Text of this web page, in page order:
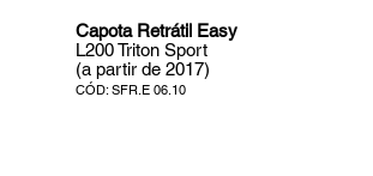
Capota Retrátil Easy
L200 Triton Sport
(a partir de 2017)
CÓD: SFR.E 06.10